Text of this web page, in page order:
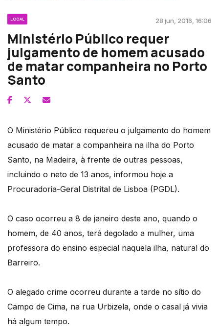
LOCAL 28 jun, 2016, 16:06
Ministério Público requer
julgamento de homem acusado
de matar companheira no Porto
Santo
O Ministério Público requereu o julgamento do homem
acusado de matar a companheira na ilha do Porto
Santo, na Madeira, à frente de outras pessoas,
incluindo o neto de 13 anos, informou hoje a
Procuradoria-Geral Distrital de Lisboa (PGDL).
O caso ocorreu a 8 de janeiro deste ano, quando o
homem, de 40 anos, terá degolado a mulher, uma
professora do ensino especial naquela ilha, natural do
Barreiro.
O alegado crime ocorreu durante a tarde no sítio do
Campo de Cima, na rua Urbizela, onde o casal já vivia
há algum tempo.